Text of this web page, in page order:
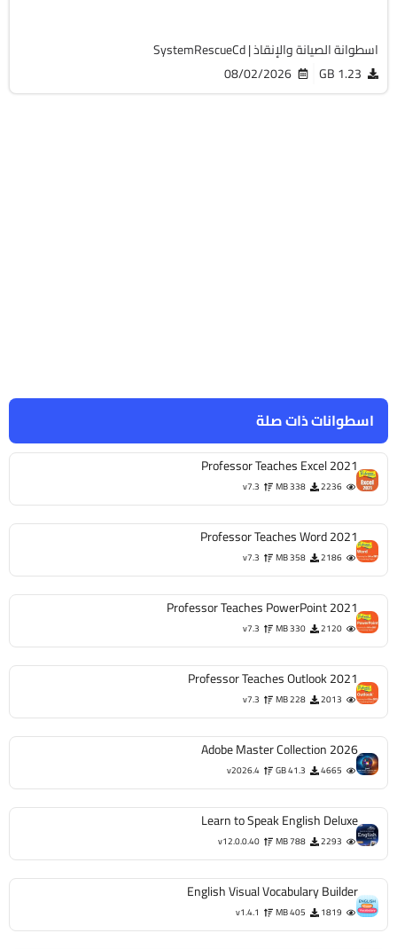
اسطوانات ذات صلة
Professor Teaches Excel 2021
2236
338 MB
v7.3
Professor Teaches Word 2021
2186
358 MB
v7.3
Professor Teaches PowerPoint 2021
2120
330 MB
v7.3
Professor Teaches Outlook 2021
2013
228 MB
v7.3
Adobe Master Collection 2026
4665
41.3 GB
v2026.4
Learn to Speak English Deluxe
2293
788 MB
v12.0.0.40
English Visual Vocabulary Builder
1819
405 MB
v1.4.1
اسطوانة الصيانة والإنقاذ | SystemRescueCd
1.23 GB
08/02/2026